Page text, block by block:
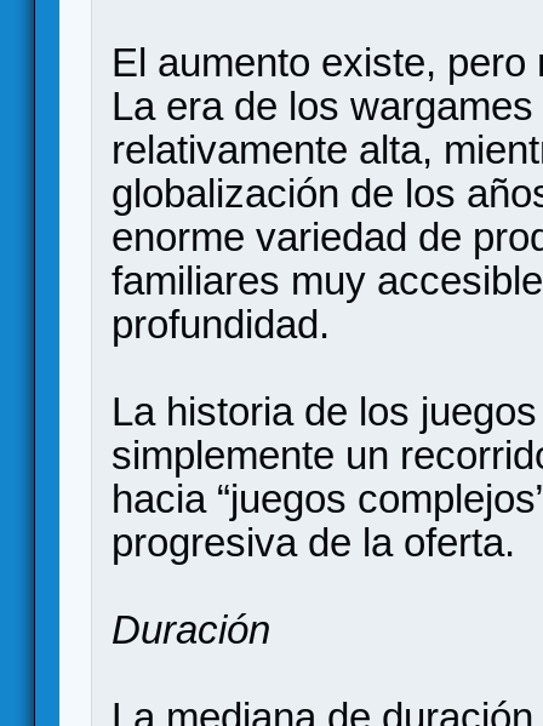
El aumento existe,
La era de los
relativamente alta,
globalización de los
enorme variedad de
familiares muy
profundidad.
La historia de los
simplemente un
hacia “juegos
progresiva de la oferta.
Duración